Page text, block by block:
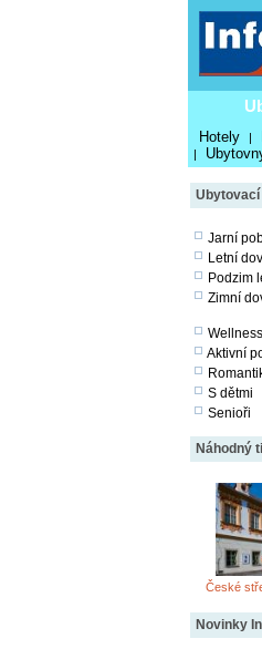
Hotely |
|
Jarní
Letní
Podzim
Zimní
Aktivní
S dětmi
Senioři
Náhodný
České
Novinky